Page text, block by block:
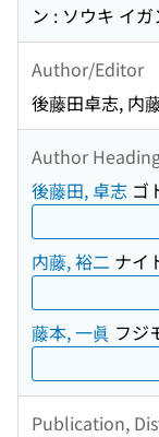
ン : ソウキ イ
Author/Editor
後藤田卓志, 内
Author
後藤田, 卓志 ゴ
内藤, 裕二 ナイ
藤本, 一眞 フジ
Publication,